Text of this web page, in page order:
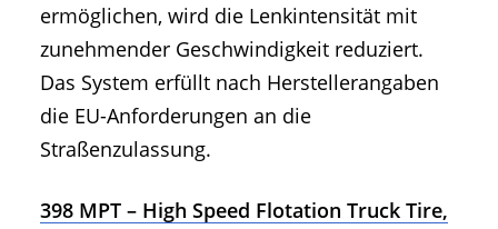
ermöglichen, wird die Lenkintensität mit
zunehmender Geschwindigkeit reduziert.
Das System erfüllt nach Herstellerangaben
die EU-Anforderungen an die
Straßenzulassung.
398 MPT – High Speed Flotation Truck Tire,